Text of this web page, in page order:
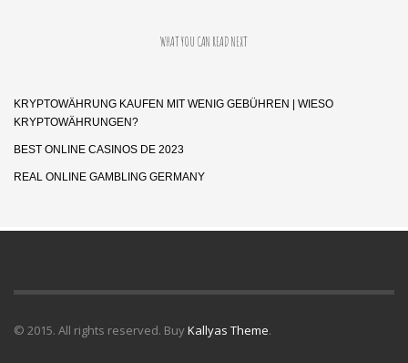
WHAT YOU CAN READ NEXT
KRYPTOWÄHRUNG KAUFEN MIT WENIG GEBÜHREN | WIESO
KRYPTOWÄHRUNGEN?
BEST ONLINE CASINOS DE 2023
REAL ONLINE GAMBLING GERMANY
© 2015. All rights reserved. BuyKallyas Theme.